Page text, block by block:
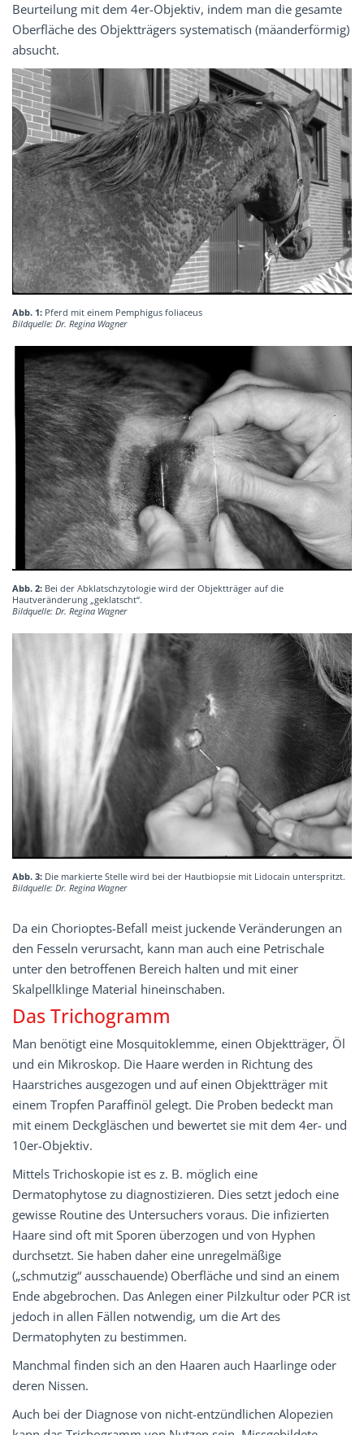
Beurteilung mit dem 4er-Objektiv, indem man die gesamte
Oberfläche des Objektträgers systematisch (mäanderförmig)
absucht.
Abb. 1: Pferd mit einem Pemphigus foliaceus
Bildquelle: Dr. Regina Wagner
Abb. 2: Bei der Abklatschzytologie wird der Objektträger auf die
Hautveränderung „geklatscht“.
Bildquelle: Dr. Regina Wagner
Abb. 3: Die markierte Stelle wird bei der Hautbiopsie mit Lidocain unterspritzt.
Bildquelle: Dr. Regina Wagner
Da ein Chorioptes-Befall meist juckende Veränderungen an
den Fesseln verursacht, kann man auch eine Petrischale
unter den betroffenen Bereich halten und mit einer
Skalpellklinge Material hineinschaben.
Das Trichogramm
Man benötigt eine Mosquitoklemme, einen Objektträger, Öl
und ein Mikroskop. Die Haare werden in Richtung des
Haarstriches ausgezogen und auf einen Objektträger mit
einem Tropfen Paraffinöl gelegt. Die Proben bedeckt man
mit einem Deckgläschen und bewertet sie mit dem 4er- und
10er-Objektiv.
Mittels Trichoskopie ist es z. B. möglich eine
Dermatophytose zu diagnostizieren. Dies setzt jedoch eine
gewisse Routine des Untersuchers voraus. Die infizierten
Haare sind oft mit Sporen überzogen und von Hyphen
durchsetzt. Sie haben daher eine unregelmäßige
(„schmutzig“ ausschauende) Oberfläche und sind an einem
Ende abgebrochen. Das Anlegen einer Pilzkultur oder PCR ist
jedoch in allen Fällen notwendig, um die Art des
Dermatophyten zu bestimmen.
Manchmal finden sich an den Haaren auch Haarlinge oder
deren Nissen.
Auch bei der Diagnose von nicht-entzündlichen Alopezien